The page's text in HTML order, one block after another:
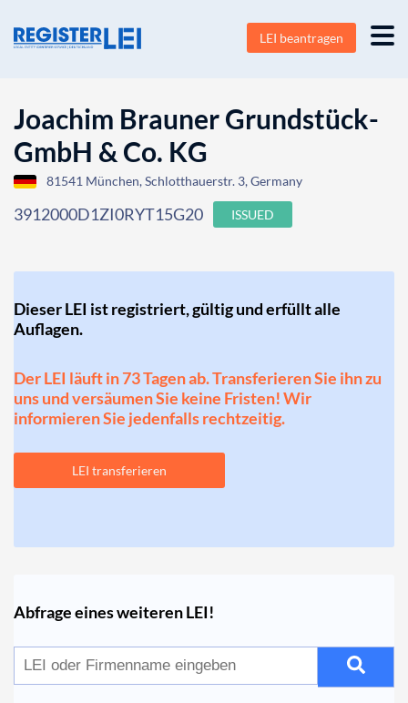
LEI beantragen
Joachim Brauner Grundstück-
GmbH & Co. KG
81541 München, Schlotthauerstr. 3, Germany
3912000D1ZI0RYT15G20 ISSUED
Dieser LEI ist registriert, gültig und erfüllt alle
Auflagen.
Der LEI läuft in 73 Tagen ab. Transferieren Sie ihn zu
uns und versäumen Sie keine Fristen! Wir
informieren Sie jedenfalls rechtzeitig.
LEI transferieren
Abfrage eines weiteren LEI!